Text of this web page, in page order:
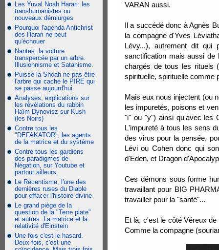
Les Yuval Noah Harari: les
transhumanistes ou
nouveaux démiurges
Pourquoi l'agenda Antichrist
des Harari ne peut
qu'échouer
Nantes: la voiture
transpercée par un arbre.
Illusionnisme et Satanisme.
Puisse la Shoah ne pas être
l'arbre qui cache le PIRE qui
se passe aujourd'hui
Analyses, explications sur
les révélations du rabbin
Haïm Dynovisz sur Kush
(les Noirs)
Contre tous les
"DEFAKATOR", les agents
de la matrice et du système
Contre tous les gardiens
des paradigmes de
Négation, sur Youtube et
partout ailleurs
Le Récentisme, l'une des
dernières ruses du Diable
pour effacer l'histoire divine
Le grand piège de la
question de la "Terre plate"
et autres. La matrice et la
relativité d'Einstein
Une fois c'est le hasard.
Deux fois, c'est une
VARAN aussi.
Il a succédé donc à Agnès
la compagne d'Yves
Lévy...), autrement dit qui
sanctification mais aussi de
chargés de tous les rituels
spirituelle, spirituelle comme
Mais eux nous injectent (ou
les impuretés, poisons et
"i" ou "y") ainsi qu'avec les
L'impureté à tous les sens
des virus pour la pensée,
Lévi ou Cohen donc qui
d'Eden, et Dragon
Ces démons sous forme
travaillant pour BIG
travailler pour la "santé"...
Et là, c'est le côté Véreux
Comme la compagne